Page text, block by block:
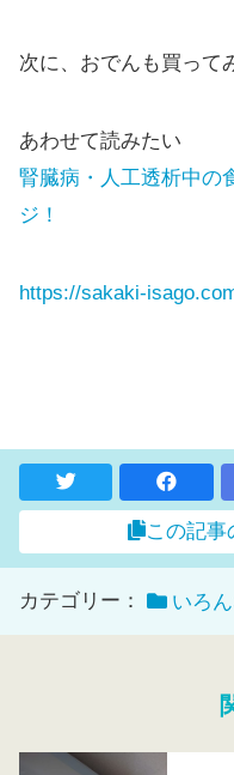
次に、おでんも買って
あわせて読みたい
腎臓病・人工透析中の
ジ！
https://sakaki-
この記事
カテゴリー： いろ